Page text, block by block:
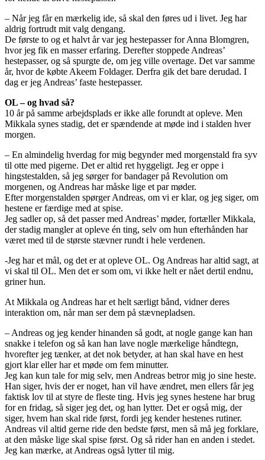
– Når jeg får en mærkelig ide, så skal den føres ud i livet. Jeg har
aldrig fortrudt mit valg dengang.
De første to og et halvt år var jeg hestepasser for Anna Blomgren,
hvor jeg fik en masser erfaring. Derefter stoppede Andreas’
hestepasser, og så spurgte de, om jeg ville overtage. Det var samme
år, hvor de købte Akeem Foldager. Derfra gik det bare derudad. I
dag er jeg Andreas’ faste hestepasser.
OL – og hvad så?
10 år på samme arbejdsplads er ikke alle forundt at opleve. Men
Mikkala synes stadig, det er spændende at møde ind i stalden hver
morgen.
– En almindelig hverdag for mig begynder med morgenstald fra syv
til otte med pigerne. Det er altid ret hyggeligt. Jeg er oppe i
hingstestalden, så jeg sørger for bandager på Revolution om
morgenen, og Andreas har måske lige et par møder.
Efter morgenstalden spørger Andreas, om vi er klar, og jeg siger, om
hestene er færdige med at spise.
Jeg sadler op, så det passer med Andreas’ møder, fortæller Mikkala,
der stadig mangler at opleve én ting, selv om hun efterhånden har
været med til de største stævner rundt i hele verdenen.
-Jeg har et mål, og det er at opleve OL. Og Andreas har altid sagt, at
vi skal til OL. Men det er som om, vi ikke helt er nået dertil endnu,
griner hun.
At Mikkala og Andreas har et helt særligt bånd, vidner deres
interaktion om, når man ser dem på stævnepladsen.
– Andreas og jeg kender hinanden så godt, at nogle gange kan han
snakke i telefon og så kan han lave nogle mærkelige håndtegn,
hvorefter jeg tænker, at det nok betyder, at han skal have en hest
gjort klar eller har et møde om fem minutter.
Jeg kan kun tale for mig selv, men Andreas betror mig jo sine heste.
Han siger, hvis der er noget, han vil have ændret, men ellers får jeg
faktisk lov til at styre de fleste ting. Hvis jeg synes hestene har brug
for en fridag, så siger jeg det, og han lytter. Det er også mig, der
siger, hvem han skal ride først, fordi jeg kender hestenes rutiner.
Andreas vil altid gerne ride den bedste først, men så må jeg forklare,
at den måske lige skal spise først. Og så rider han en anden i stedet.
Jeg kan mærke, at Andreas også lytter til mig.